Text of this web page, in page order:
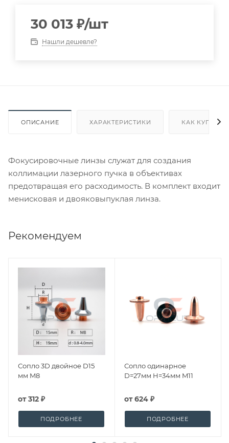
30 013 ₽/шт
Нашли дешевле?
ОПИСАНИЕ ХАРАКТЕРИСТИКИ КАК КУПИТЬ
Фокусировочные линзы служат для создания
коллимации лазерного пучка в объективах
предотвращая его расходимость. В комплект входит
менисковая и двояковыпуклая линза.
Рекомендуем
Сопло 3D двойное D15
мм M8
от312 ₽
ПОДРОБНЕЕ
Сопло одинарное
D=27мм H=34мм M11
от624 ₽
ПОДРОБНЕЕ